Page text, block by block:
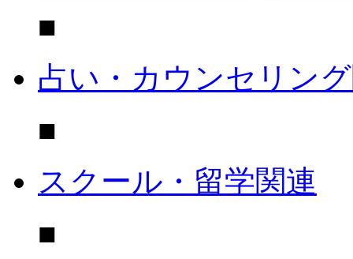
■
占い・カウンセリン
■
スクール・留学関連
■